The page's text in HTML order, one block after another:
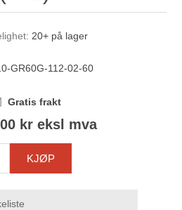
20+ på lager
GR60G-112-02-60
Gratis frakt
kr eksl mva
KJØP